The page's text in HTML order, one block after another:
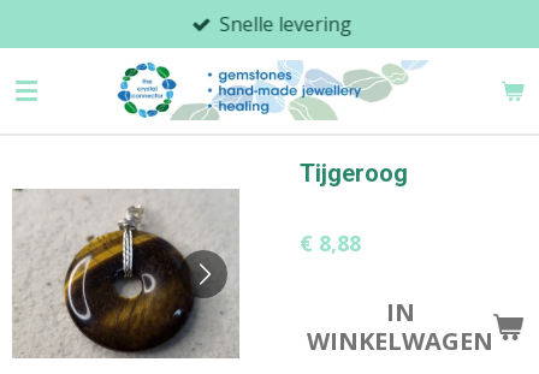
direct
naar
Snelle levering
Tijgeroog
€ 8,88
IN
WINKELWAGEN